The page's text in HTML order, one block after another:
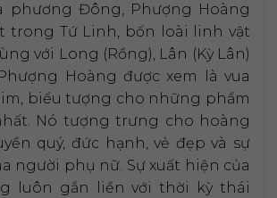
phương Đông, Phượng Hoàng
trong Tứ Linh, bốn loài linh vật
với Long (Rồng), Lân (Kỳ Lân)
Hoàng được xem là vua
biểu tượng cho những phẩm
Nó tượng trưng cho hoàng
quý, đức hạnh, vẻ đẹp và sự
người phụ nữ. Sự xuất hiện của
luôn gắn liền với thời kỳ thái